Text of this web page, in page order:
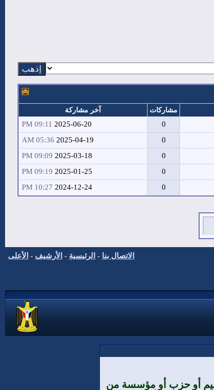
مشاركات آخر مشاركة
0
2025-06-20
09:11 PM
0
2025-04-19
05:36 AM
0
2025-03-18
09:09 PM
0
2025-01-25
09:19 PM
0
2024-12-24
10:27 PM
الاتصال بنا - الرئيسية - الأرشيف - الأعلى
أو حزب أو مؤسسة من